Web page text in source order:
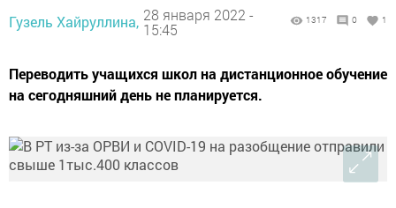
Гузель Хайруллина, 28 января 2022 -
15:45
1317 0 1
Переводить учащихся школ на дистанционное обучение
на сегодняшний день не планируется.